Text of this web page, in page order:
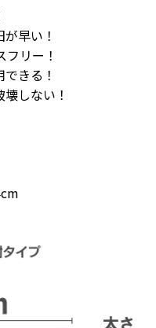
い！
リー！
きる！
しない！